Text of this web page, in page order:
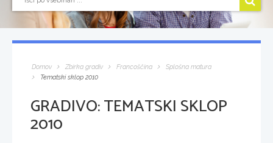
Domov Zbirka gradiv Francoščina
Splošna matura
Tematski sklop 2010
GRADIVO:TEMATSKI SKLOP
2010